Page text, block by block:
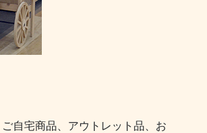
自宅商品、アウトレット品、お